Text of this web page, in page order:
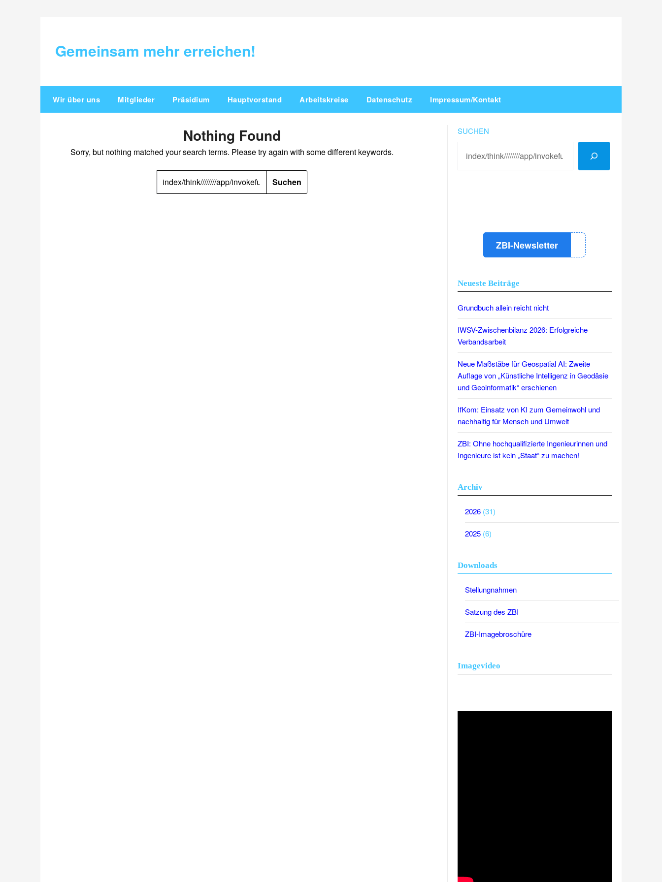
Gemeinsam mehr erreichen!
Wir über uns Mitglieder Präsidium Hauptvorstand Arbeitskreise Datenschutz Impressum/Kontakt
Nothing Found
Sorry, but nothing matched your search terms. Please try again with some different keywords.
SUCHEN
SUCHEN
ZBI-Newsletter
Neueste Beiträge
Grundbuch allein reicht nicht
IWSV-Zwischenbilanz 2026: Erfolgreiche
Verbandsarbeit
Neue Maßstäbe für Geospatial AI: Zweite
Auflage von „Künstliche Intelligenz in Geodäsie
und Geoinformatik“ erschienen
IfKom: Einsatz von KI zum Gemeinwohl und
nachhaltig für Mensch und Umwelt
ZBI: Ohne hochqualifizierte Ingenieurinnen und
Ingenieure ist kein „Staat“ zu machen!
Archiv
2026(31)
2025(6)
Downloads
Stellungnahmen
Satzung des ZBI
ZBI-Imagebroschüre
Imagevideo